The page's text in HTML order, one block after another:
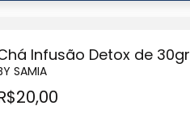
Infusão Detox de 30gr
SAMIA
20,00